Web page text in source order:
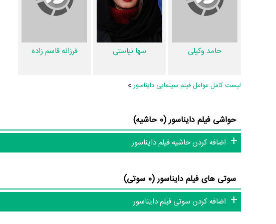
تاکنون در صفحه اختصاصی فیلم دایناسور درمنظوم
اطلاعات بسیاری توسط
3 عدد، گردآوری و درج شده است. همچنین تاکنون در بخش‌های ویدئو و تیزر فیلم
دایناسور و نقد فیلم دایناسور هنوز موردی ثبت نشده است. قطعا ما و شما به این
دایرة‌المعارف آنلاین و بانک اطلاعات هنرمندان و آثار سینما، تلویزیون و تئاتر را
حامد وکیلی سها نیاستی فرزانه قاسم زاده
لیست کامل عوامل فیلم سینمایی دایناسور»
حواشی فیلم دایناسور (0 حاشیه)
اضافه کردن حاشیه فیلم دایناسور
سوتی های فیلم دایناسور (0 سوتی)
اضافه کردن سوتی فیلم دایناسور